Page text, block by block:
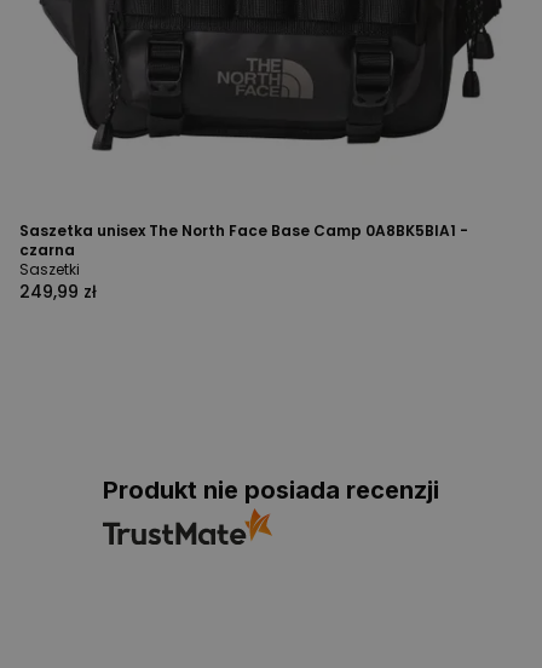
Saszetka unisex The North Face Base Camp 0A8BK5BIA1 -
czarna
Saszetki
249,99 zł
Produkt nie posiada recenzji